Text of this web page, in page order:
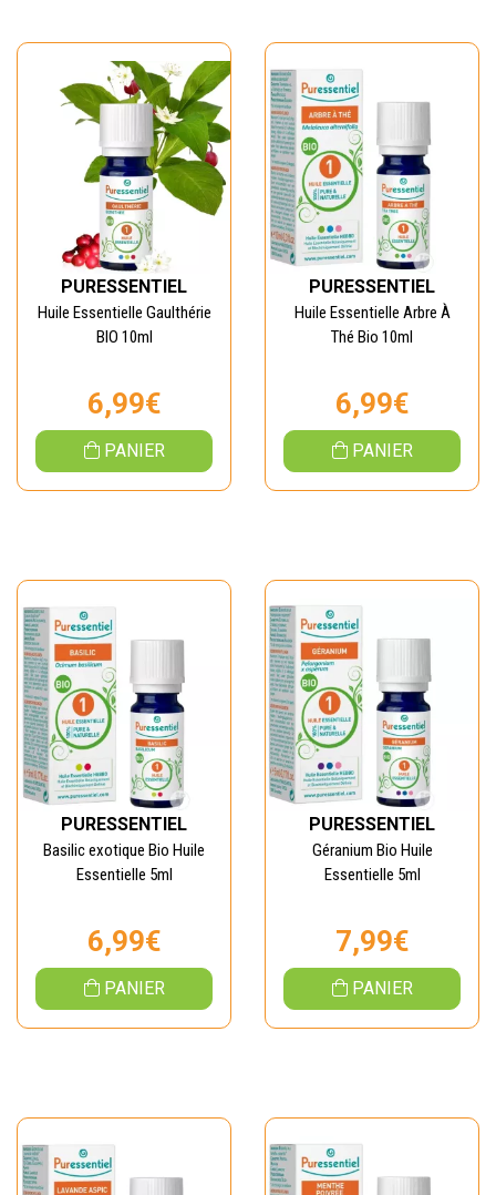
PURESSENTIEL
Huile Essentielle Gaulthérie
BIO 10ml
6,99€
PANIER
PURESSENTIEL
Huile Essentielle Arbre À
Thé Bio 10ml
6,99€
PANIER
PURESSENTIEL
Basilic exotique Bio Huile
Essentielle 5ml
6,99€
PANIER
PURESSENTIEL
Géranium Bio Huile
Essentielle 5ml
7,99€
PANIER